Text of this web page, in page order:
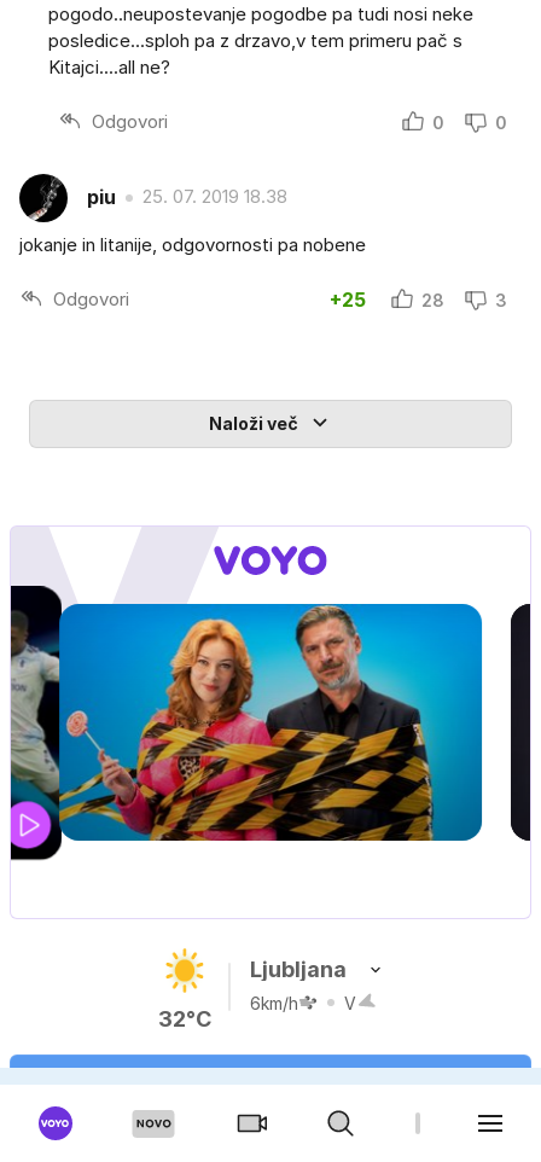
pogodo..neupostevanje pogodbe pa tudi nosi neke
posledice...sploh pa z drzavo,v tem primeru pač s
Kitajci....all ne?
Odgovori 0 0
piu 25. 07. 2019 18.38
jokanje in litanije, odgovornosti pa nobene
Odgovori +25 28 3
Naloži več
IQ 160
32°C
Ljubljana
6km/h V